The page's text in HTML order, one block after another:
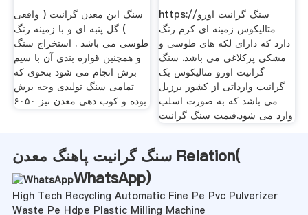
سنگ این معدن گرانیت ( واقعی
) گل پنبه ای و با زمینه رنگ
طوسی می باشد . استخراج سنگ
و همچنین قواره بندی آن با سیم
برش انجام می شود بنحوی که
تمامی سنگ تولیدی وجه برش
بوده و کوب دهی معدن نیز ۶۰۵۰
https://سنگ گرانیت اورو
متالیکوس زمینه ای کرم رنگ
دارد که دارای لکه های طوسی و
مشکی پرکلاغی می باشد. سنگ
گرانیت اورو متالیکوس یک
گرانیت وارداتی از کشور برزیل
می باشد که به صورت اسلب
وارد می شود.قیمت سنگ گرانیت
سنگ گرانیت پاهنگ معدن Relation(
WhatsApp)
High Tech Recycling Automatic Fine Pe Pvc Pulverizer
Waste Pe Hdpe Plastic Milling Machine